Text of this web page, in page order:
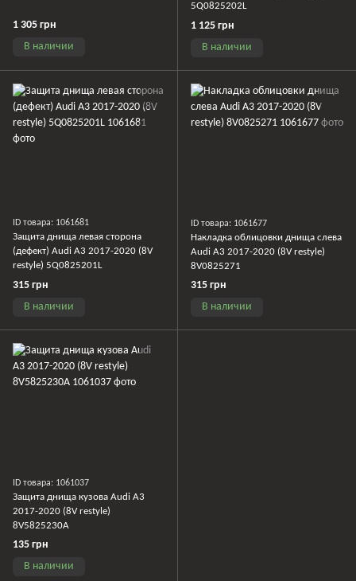
1 305 грн
В наличии
5Q0825202L
1 125 грн
В наличии
ID товара: 1061681
Защита днища левая сторона
(дефект) Audi A3 2017-2020 (8V
restyle) 5Q0825201L
315 грн
В наличии
ID товара: 1061677
Накладка облицовки днища слева
Audi A3 2017-2020 (8V restyle)
8V0825271
315 грн
В наличии
ID товара: 1061037
Защита днища кузова Audi A3
2017-2020 (8V restyle)
8V5825230A
135 грн
В наличии